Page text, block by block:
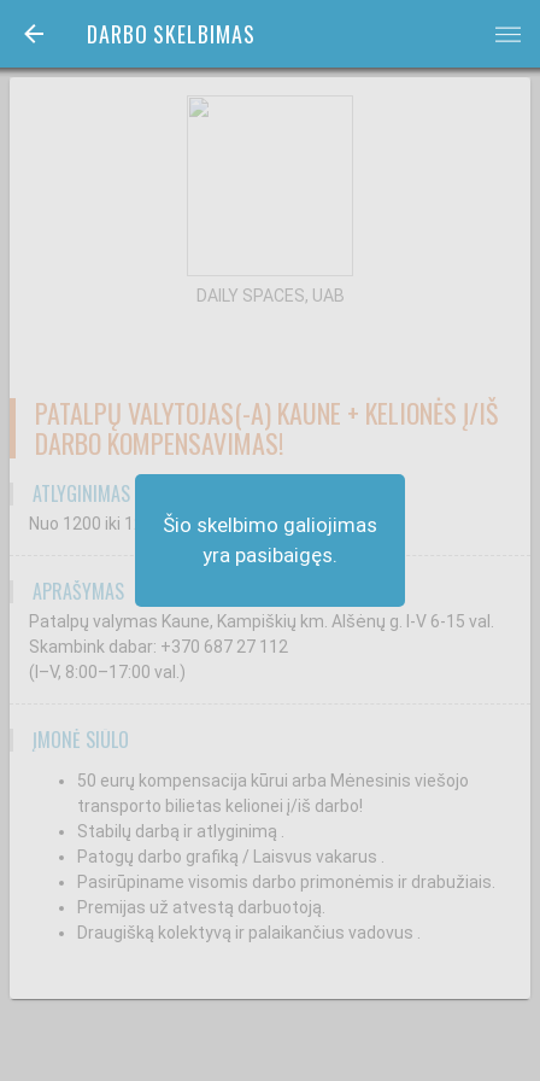
DARBO SKELBIMAS bars
Šio skelbimo galiojimas
yra pasibaigęs.
DAILY SPACES, UAB
PATALPŲ VALYTOJAS(-A) KAUNE + KELIONĖS Į/IŠ
DARBO KOMPENSAVIMAS!
ATLYGINIMAS ATSKAIČIUS MOKESČIUS
Nuo 1200 iki 1200 €
APRAŠYMAS
Patalpų valymas Kaune, Kampiškių km. Alšėnų g. I-V 6-15 val.
Skambink dabar: +370 687 27 112
(I–V, 8:00–17:00 val.)
ĮMONĖ SIŪLO
50 eurų kompensacija kūrui arba Mėnesinis viešojo
transporto bilietas kelionei į/iš darbo!
Stabilų darbą ir atlyginimą .
Patogų darbo grafiką / Laisvus vakarus .
Pasirūpiname visomis darbo primonėmis ir drabužiais.
Premijas už atvestą darbuotoją.
Draugišką kolektyvą ir palaikančius vadovus .